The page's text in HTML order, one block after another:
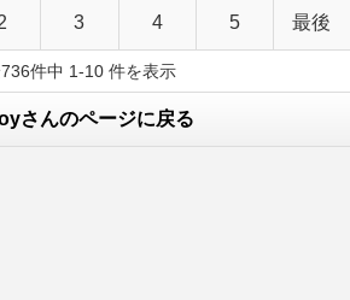
3 4 5 最後
件中 1-10 件を表示
さんのページに戻る